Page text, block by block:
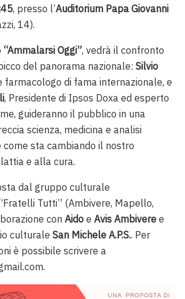
, presso l’Auditorium Papa Giovanni
14).
“Ammalarsi Oggi”, vedrà il confronto
del panorama nazionale: Silvio
farmacologo di fama internazionale, e
, Presidente di Ipsos Doxa ed esperto
guideranno il pubblico in una
scienza, medicina e analisi
come sta cambiando il nostro
e alla cura.
dal gruppo culturale
Tutti” (Ambivere, Mapello,
con Aido e Avis Ambivere e
culturale San Michele A.P.S.. Per
è possibile scrivere a